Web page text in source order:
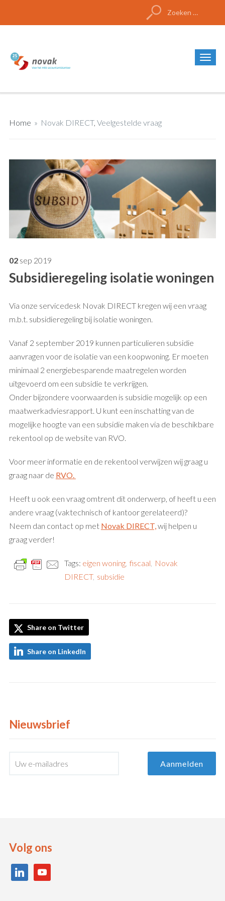
Zoeken
naar:
Home » Novak DIRECT, Veelgestelde vraag
02 sep 2019
Subsidieregeling isolatie woningen
Via onze servicedesk Novak DIRECT kregen wij een vraag
m.b.t. subsidieregeling bij isolatie woningen.
Vanaf 2 september 2019 kunnen particulieren subsidie
aanvragen voor de isolatie van een koopwoning. Er moeten
minimaal 2 energiebesparende maatregelen worden
uitgevoerd om een subsidie te verkrijgen.
Onder bijzondere voorwaarden is subsidie mogelijk op een
maatwerkadviesrapport. U kunt een inschatting van de
mogelijke hoogte van een subsidie maken via de beschikbare
rekentool op de website van RVO.
Voor meer informatie en de rekentool verwijzen wij graag u
graag naar de RVO.
Heeft u ook een vraag omtrent dit onderwerp, of heeft u een
andere vraag (vaktechnisch of kantoor gerelateerd)?
Neem dan contact op met Novak DIRECT,wij helpen u
graag verder!
Tags: eigen woning, fiscaal Novak
DIRECT, subsidie
Share on Twitter
Share on LinkedIn
Nieuwsbrief
Volg ons
linkedin youtube